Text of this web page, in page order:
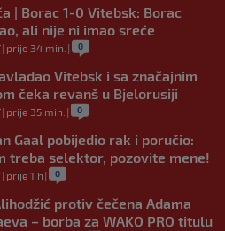
| Borac 1-0 Vitebsk: Borac
ali nije ni imao sreće
| prije 34 min. | 0
Vitebsk i sa značajnim
čeka revanš u Bjelorusiji
| prije 35 min. | 0
Gaal pobijedio rak i poručio:
treba selektor, pozovite mene!
| prije 1 h | 0
protiv čečena Adama
– borba za WAKO PRO titulu